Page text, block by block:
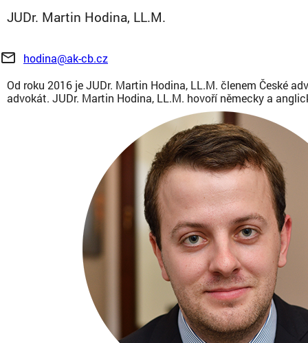
JUDr. Martin Hodina, LL.M.
mail_outline
hodina@ak-cb.cz
Od roku 2016 je JUDr. Martin Hodina, LL.M. členem České
advokát. JUDr. Martin Hodina, LL.M. hovoří německy a